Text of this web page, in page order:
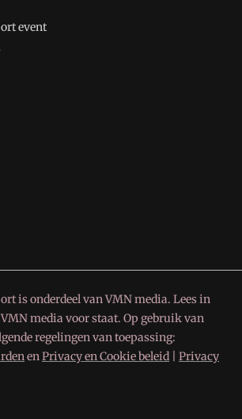
event
is onderdeel van VMN media. Lees in
media voor staat. Op gebruik van
regelingen van toepassing:
enPrivacy en Cookie beleid
Privacy